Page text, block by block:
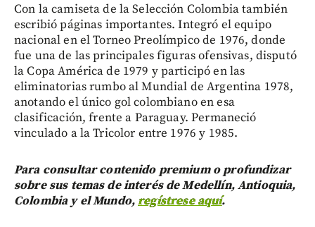
Con la camiseta de la Selección Colombia también
escribió páginas importantes. Integró el equipo
nacional en el Torneo Preolímpico de 1976, donde
fue una de las principales figuras ofensivas, disputó
la Copa América de 1979 y participó en las
eliminatorias rumbo al Mundial de Argentina 1978,
anotando el único gol colombiano en esa
clasificación, frente a Paraguay. Permaneció
vinculado a la Tricolor entre 1976 y 1985.
Para consultar contenido premium o profundizar
sobre sus temas de interés de Medellín, Antioquia,
Colombia y el Mundo,regístrese aquí.